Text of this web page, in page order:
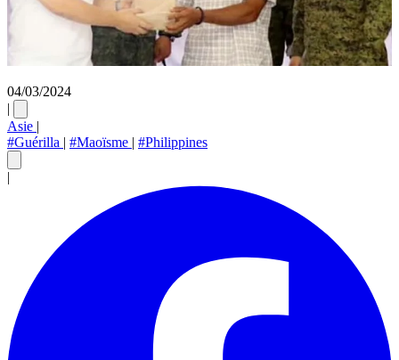
04/03/2024
|
Asie |
#Guérilla | #Maoïsme | #Philippines
|